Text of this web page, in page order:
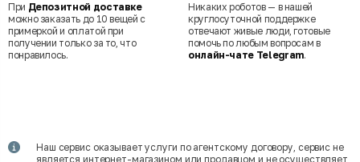
При Депозитной доставке
можно заказать до 10 вещей с
примеркой и оплатой при
получении только за то, что
понравилось.
Никаких роботов — в нашей
круглосуточной поддержке
отвечают живые люди, готовые
помочь по любым вопросам в
онлайн-чате Telegram.
Наш сервис оказывает услуги по агентскому договору, сервис не
является интернет-магазином или продавцом и не осуществляет